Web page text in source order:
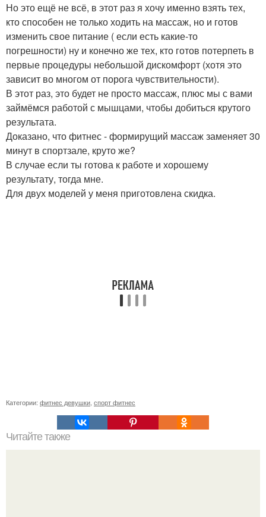
Но это ещё не всё, в этот раз я хочу именно взять тех,
кто способен не только ходить на массаж, но и готов
изменить свое питание ( если есть какие-то
погрешности) ну и конечно же тех, кто готов потерпеть в
первые процедуры небольшой дискомфорт (хотя это
зависит во многом от порога чувствительности).
В этот раз, это будет не просто массаж, плюс мы с вами
займёмся работой с мышцами, чтобы добиться крутого
результата.
Доказано, что фитнес - формирущий массаж заменяет 30
минут в спортзале, круто же?
В случае если ты готова к работе и хорошему
результату, тогда мне.
Для двух моделей у меня приготовлена скидка.
Категории: фитнес девушки спорт фитнес
Читайте также